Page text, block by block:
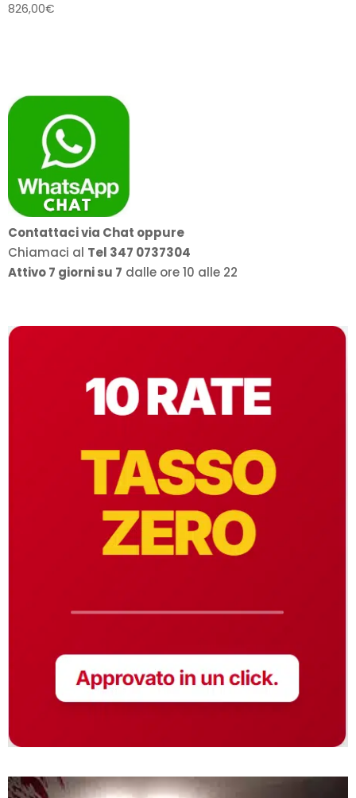
826,00€
Contattaci via Chat oppure
Chiamaci al Tel 347 0737304
Attivo 7 giorni su 7 dalle ore 10 alle 22